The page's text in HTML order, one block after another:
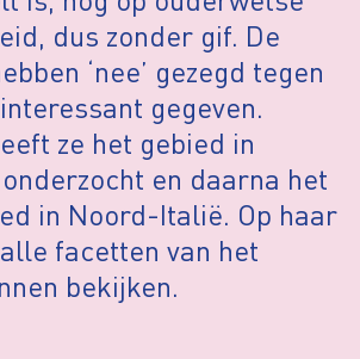
dus zonder gif. De
‘nee’ gezegd tegen
gegeven.
ze het gebied in
en daarna het
in Noord-Italië. Op haar
facetten van het
bekijken.